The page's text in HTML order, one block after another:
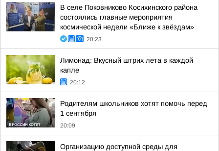
В селе Поковниково Косихинского района
состоялись главные мероприятия
космической недели «Ближе к звёздам»
20:23
Лимонад: Вкусный штрих лета в каждой
капле
20:12
Родителям школьников хотят помочь перед
1 сентября
20:09
Организацию доступной среды для